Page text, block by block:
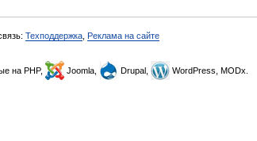
Техподдержка Реклама на сайте
на PHP, Joomla, Drupal, WordPress, MODx.